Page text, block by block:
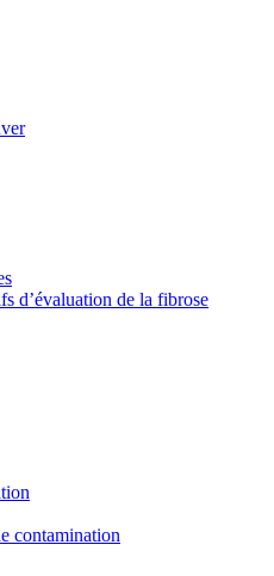
d’évaluation de la fibrose
contamination